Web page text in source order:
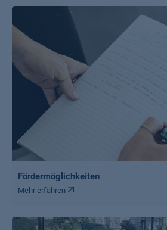
Fördermöglichkeiten
Mehr erfahren